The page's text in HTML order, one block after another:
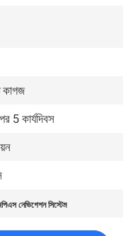
কাগজ
5 কার্যদিবস
নেভিগেশন সিস্টেম